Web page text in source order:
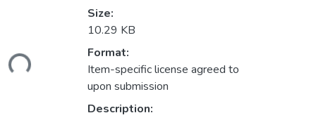
Size:
10.29 KB
Format:
Item-specific license agreed to
upon submission
Description: